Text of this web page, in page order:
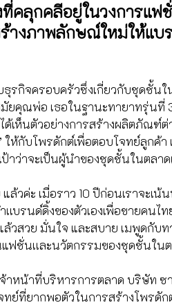
คลุกคลีอยู่ในวงการแฟ
างภาพลักษณ์ใหม่ให้แบ
รกิจครอบครัวซึ่งเกี่ยวกับชุดชั้นใ
ยคุณพ่อ เธอในฐานะทายาทรุ่นที่
ด้เห็นตัวอย่างการสร้างผลิตภัณฑ์ต่
ให้กับโพรดักต์เพื่อตอบโจทย์ลูกค้า
ว่าจะเป็นผู้นำของชุดชั้นในตลาด
วค่ะ เมื่อราว 10 ปีก่อนเราจะเน้น
เเบรนด์ดิ้งของตัวเองเพื่อขายคน
วสวย มั่นใจ และสบาย เมพูดกับท
ฟชั่นเเละนวัตกรรมของชุดชั้นใน
หน้าที่บริหารการตลาด บริษัท ซ
ย์ที่ยากพอตัวในการสร้างโพรดั